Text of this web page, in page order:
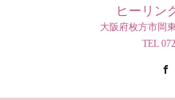
ヒーリン
大阪府枚方市岡
TEL